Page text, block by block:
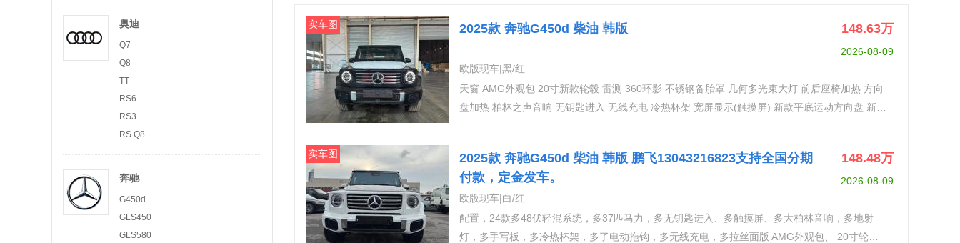
奥迪
Q7
Q8
TT
RS6
RS3
RS Q8
奔驰
G450d
GLS450
GLS580
实车图 148.63万
2026-08-09
2025款 奔驰G450d 柴油 韩版
欧版现车|黑/红
天窗 AMG外观包 20寸新款轮毂 雷测 360环影 不锈钢备胎罩 几何多光束大灯 前后座椅加热 方向
盘加热 柏林之声音响 无钥匙进入 无线充电 冷热杯架 宽屏显示(触摸屏) 新款平底运动方向盘 新款
实车图
148.48万
2026-08-09
2025款 奔驰G450d 柴油 韩版 鹏飞13043216823支持全国分期
付款，定金发车。
欧版现车|白/红
配置，24款多48伏轻混系统，多37匹马力，多无钥匙进入、多触摸屏、多大柏林音响，多地射
灯，多手写板，多冷热杯架，多了电动拖钩，多无线充电，多拉丝面版 AMG外观包、 20寸轮